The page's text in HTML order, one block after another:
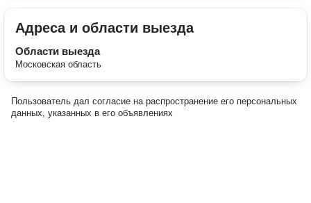
Адреса и области выезда
Области выезда
Московская область
Пользователь дал согласие на распространение его персональных
данных, указанных в его объявлениях